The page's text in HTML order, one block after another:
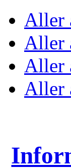
Aller
Aller
Aller
Aller